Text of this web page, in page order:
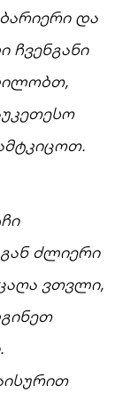
ბარიერი და
ჩვენგანი
ძლიერი
ვთვლი,